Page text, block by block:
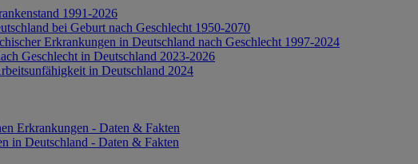
1991-2026
bei Geburt nach Geschlecht 1950-2070
Erkrankungen in Deutschland nach Geschlecht 1997-2024
Geschlecht in Deutschland 2023-2026
in Deutschland 2024
Erkrankungen - Daten & Fakten
in Deutschland - Daten & Fakten